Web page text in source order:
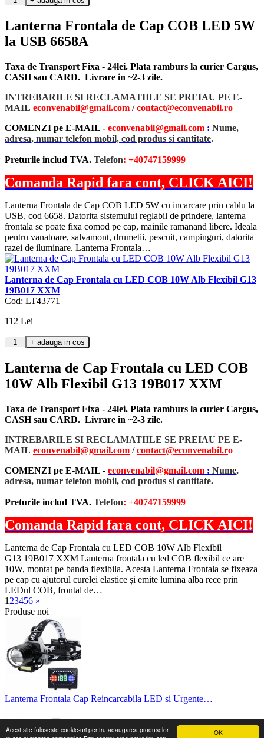
OK
Acest site folosește cookie-uri pentru adaugarea produselor
Lanterna Frontala de Cap COB LED 5W
la USB 6658A
Taxa de Transport Fixa - 24lei. Plata ramburs la curier Cargus,
CASH sau CARD. Livrare in ~2-3 zile.
INTREBARILE SI RECLAMATIILE SE PREIAU PE E-
MAIL econvenabil@gmail.com /contact@econvenabil.ro
COMENZI pe E-MAIL - econvenabil@gmail.com : Nume,
adresa, numar telefon mobil, cod produs si cantitate.
Preturile includ TVA. Telefon: +40747159999
Comanda Rapid fara cont, CLICK AICI!
Lanterna Frontala de Cap COB LED 5W cu incarcare prin cablu la
USB, cod 6658. Datorita sistemului reglabil de prindere, lanterna
frontala se poate fixa comod pe cap, mainile ramanand libere. Ideala
pentru vanatoare, salvamont, drumetii, pescuit, campinguri, datorita
razei de iluminare. Lanterna Frontala…
Lanterna de Cap Frontala cu LED COB 10W Alb Flexibil G13
19B017 XXM
Cod: LT43771
112 Lei
Lanterna de Cap Frontala cu LED COB
10W Alb Flexibil G13 19B017 XXM
Taxa de Transport Fixa - 24lei. Plata ramburs la curier Cargus,
CASH sau CARD. Livrare in ~2-3 zile.
INTREBARILE SI RECLAMATIILE SE PREIAU PE E-
MAIL econvenabil@gmail.com /contact@econvenabil.ro
COMENZI pe E-MAIL - econvenabil@gmail.com : Nume,
adresa, numar telefon mobil, cod produs si cantitate.
Preturile includ TVA. Telefon: +40747159999
Comanda Rapid fara cont, CLICK AICI!
Lanterna de Cap Frontala cu LED COB 10W Alb Flexibil
G13 19B017 XXM Lanterna frontala cu led COB flexibil ce are
10W, montat pe banda flexibila. Acesta Lanterna Frontala se fixeaza
pe cap cu ajutorul curelei elastice și emite lumina alba rece prin
LEDul COB, frontal de…
1 23456 »
Produse noi
Lanterna Frontala Cap Reincarcabila LED si Urgente…